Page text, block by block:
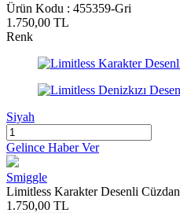
Ürün Kodu : 455359-Gri
1.750,00 TL
Renk
Siyah
Gelince Haber Ver
Smiggle
Limitless Karakter Desenli Cüzdan
1.750,00 TL